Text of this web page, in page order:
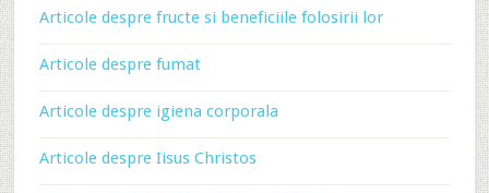
Articole despre fructe si beneficiile folosirii lor
Articole despre fumat
Articole despre igiena corporala
Articole despre Iisus Christos